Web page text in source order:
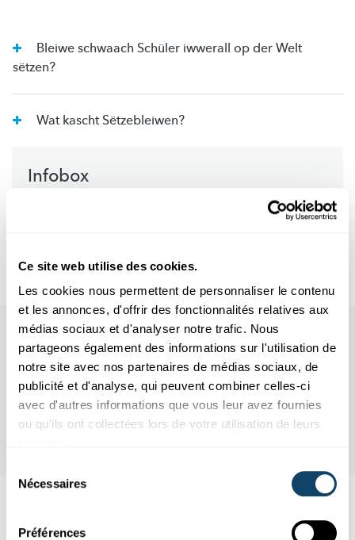
Ce site web utilise des cookies.
Les cookies nous permettent de personnaliser le contenu
et les annonces, d'offrir des fonctionnalités relatives aux
médias sociaux et d'analyser notre trafic. Nous
partageons également des informations sur l'utilisation de
notre site avec nos partenaires de médias sociaux, de
publicité et d'analyse, qui peuvent combiner celles-ci
avec d'autres informations que vous leur avez fournies
ou qu'ils ont collectées lors de votre utilisation de leurs
Nécessaires
Préférences
sëtzen?
Wat kascht Sëtzebleiwen?
Infobox